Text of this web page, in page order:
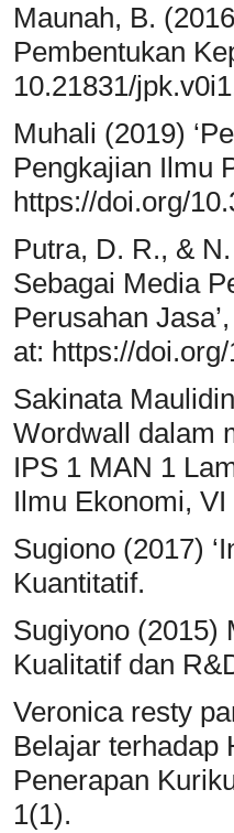
Maunah, B.
Pembentukan
10.21831/
Muhali (2019)
Pengkajian Ilmu
https://doi.org/
Putra, D. R., &
Sebagai Media
Perusahan
at: https://
Sakinata
Wordwall dalam
IPS 1 MAN 1
Ilmu Ekonomi,
Sugiono (2017)
Kuantitatif.
Sugiyono (2015)
Kualitatif dan
Veronica resty
Belajar terhadap
Penerapan
1(1).